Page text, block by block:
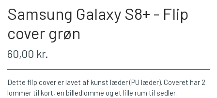
Samsung Galaxy S8+ - Flip
cover grøn
60,00 kr.
Dette flip cover er lavet af kunst læder (PU læder). Coveret har 2
lommer til kort, en billedlomme og et lille rum til sedler.